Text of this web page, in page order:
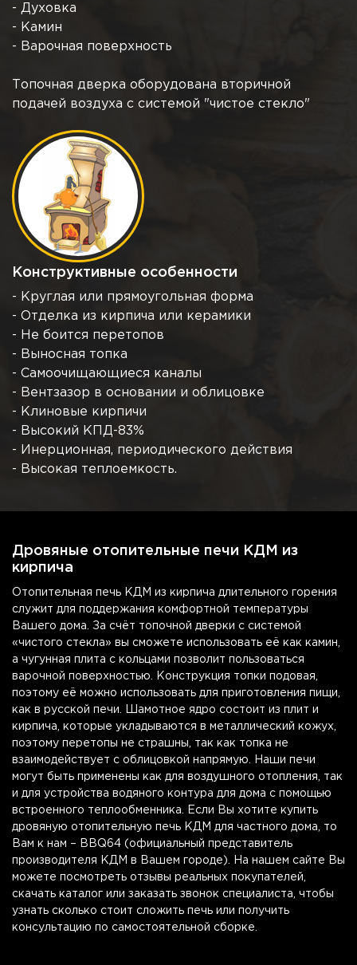
- Духовка
- Камин
- Варочная поверхность
Топочная дверка оборудована вторичной
подачей воздуха с системой "чистое стекло"
Конструктивные особенности
- Круглая или прямоугольная форма
- Отделка из кирпича или керамики
- Не боится перетопов
- Выносная топка
- Самоочищающиеся каналы
- Вентзазор в основании и облицовке
- Клиновые кирпичи
- Высокий КПД-83%
- Инерционная, периодического действия
- Высокая теплоемкость.
Дровяные отопительные печи КДМ из
кирпича
Отопительная печь КДМ из кирпича длительного горения
служит для поддержания комфортной температуры
Вашего дома. За счёт топочной дверки с системой
«чистого стекла» вы сможете использовать её как камин,
а чугунная плита с кольцами позволит пользоваться
варочной поверхностью. Конструкция топки подовая,
поэтому её можно использовать для приготовления пищи,
как в русской печи. Шамотное ядро состоит из плит и
кирпича, которые укладываются в металлический кожух,
поэтому перетопы не страшны, так как топка не
взаимодействует с облицовкой напрямую. Наши печи
могут быть применены как для воздушного отопления, так
и для устройства водяного контура для дома с помощью
встроенного теплообменника. Если Вы хотите купить
дровяную отопительную печь КДМ для частного дома, то
Вам к нам – BBQ64 (официальный представитель
производителя КДМ в Вашем городе). На нашем сайте Вы
можете посмотреть отзывы реальных покупателей,
скачать каталог или заказать звонок специалиста, чтобы
узнать сколько стоит сложить печь или получить
консультацию по самостоятельной сборке.